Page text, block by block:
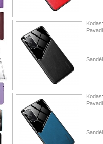
Kodas:
Kodas: